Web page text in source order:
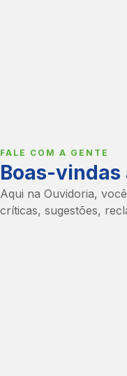
ou DF
Entre em contato com
FALE COM A GENTE
Boas-vindas
Aqui na Ouvidoria,
críticas, sugestões,